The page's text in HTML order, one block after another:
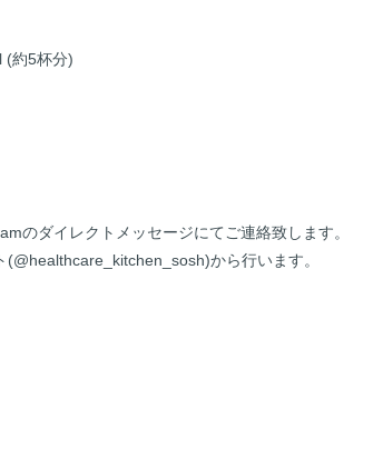
(約5杯分)
のダイレクトメッセージにてご連絡致します。
から行います。